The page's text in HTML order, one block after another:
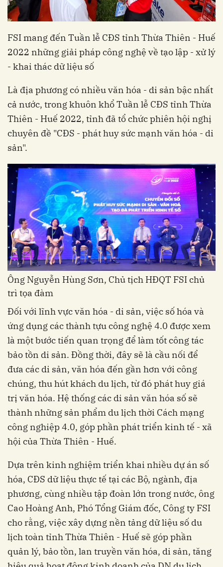
FSI mang đến Tuần lễ CĐS tỉnh Thừa Thiên - Huế
2022 những giải pháp công nghệ về tạo lập - xử lý
- khai thác dữ liệu số
Là địa phương có nhiều văn hóa - di sản bậc nhất
cả nước, trong khuôn khổ Tuần lễ CĐS tỉnh Thừa
Thiên - Huế 2022, tỉnh đã tổ chức phiên hội nghị
chuyên đề "CĐS - phát huy sức mạnh văn hóa - di
sản".
Ông Nguyễn Hùng Sơn, Chủ tịch HĐQT FSI chủ
trì tọa đàm
Đối với lĩnh vực văn hóa - di sản, việc số hóa và
ứng dụng các thành tựu công nghệ 4.0 được xem
là một bước tiến quan trọng để làm tốt công tác
bảo tồn di sản. Đồng thời, đây sẽ là cầu nối để
đưa các di sản, văn hóa đến gần hơn với công
chúng, thu hút khách du lịch, từ đó phát huy giá
trị văn hóa. Hệ thống các di sản văn hóa số sẽ
thành những sản phẩm du lịch thời Cách mạng
công nghiệp 4.0, góp phần phát triển kinh tế - xã
hội của Thừa Thiên - Huế.
Dựa trên kinh nghiệm triển khai nhiều dự án số
hóa, CĐS dữ liệu thực tế tại các Bộ, ngành, địa
phương, cùng nhiều tập đoàn lớn trong nước, ông
Cao Hoàng Anh, Phó Tổng Giám đốc, Công ty FSI
cho rằng, việc xây dựng nền tảng dữ liệu số du
lịch toàn tỉnh Thừa Thiên - Huế sẽ góp phần
quản lý, bảo tồn, lan truyền văn hóa, di sản, tăng